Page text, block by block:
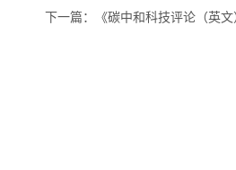
下一篇：
《碳中和科技评论（英